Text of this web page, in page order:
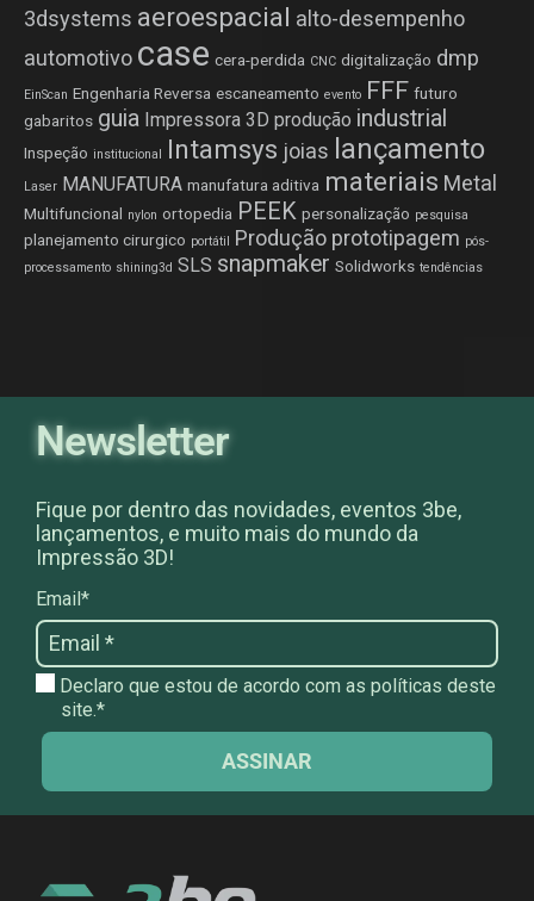
3dsystems aeroespacial alto-desempenho
automotivo case cera-perdida CNC digitalização dmp
EinScan Engenharia Reversa escaneamento evento FFF futuro
gabaritos guia Impressora 3D produção industrial
Inspeção institucional Intamsys joias lançamento
Laser MANUFATURA manufatura aditiva materiais Metal
Multifuncional nylon ortopedia PEEK personalização pesquisa
planejamento cirurgico portátil Produção prototipagem pós-
processamento shining3d SLS snapmaker Solidworks tendências
Newsletter
Fique por dentro das novidades, eventos 3be,
lançamentos, e muito mais do mundo da
Impressão 3D!
Email*
Declaro que estou de acordo com as políticas deste
site.*
ASSINAR